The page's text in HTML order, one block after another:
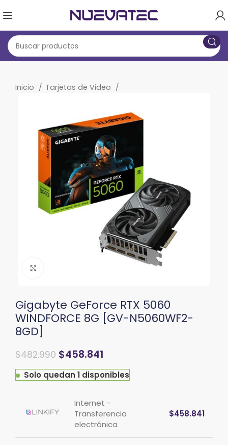
Inicio Tarjetas de Video
Gigabyte GeForce RTX 5060
WINDFORCE 8G [GV-N5060WF2-
8GD]
$482.990 $458.841
Solo quedan 1 disponibles
Internet -
Transferencia
electrónica
$458.841